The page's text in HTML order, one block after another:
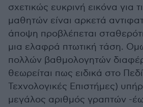
σχετικώς ευκρινή εικόνα για
μαθητών είναι αρκετά
άποψη προβλέπεται
μια ελαφρά πτωτική τάση.
πολλών βαθμολογητών
θεωρείται πως ειδικά στο
Τεχνολογικές Επιστήμες)
μεγάλος αριθμός γραπτών -